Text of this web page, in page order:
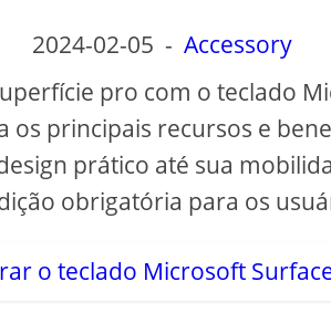
2024-02-05 - Accessory
pro com o teclado
principais recursos e
prático até sua
obrigatória para os